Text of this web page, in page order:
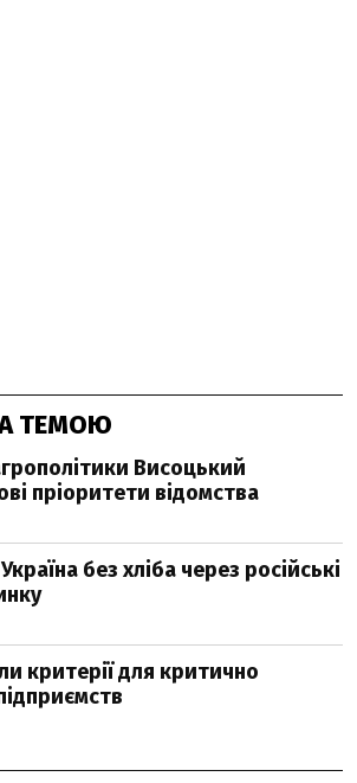
ТЕМОЮ
Висоцький
пріоритети відомства
без хліба через російські
критерії для критично